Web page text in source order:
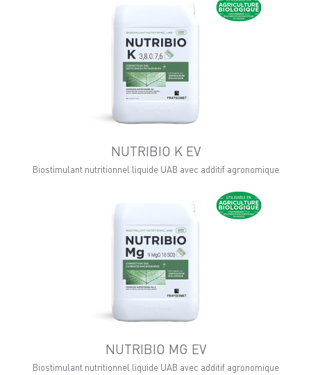
NUTRIBIO K EV
Biostimulant nutritionnel liquide UAB avec additif agronomique
NUTRIBIO MG EV
Biostimulant nutritionnel liquide UAB avec additif agronomique